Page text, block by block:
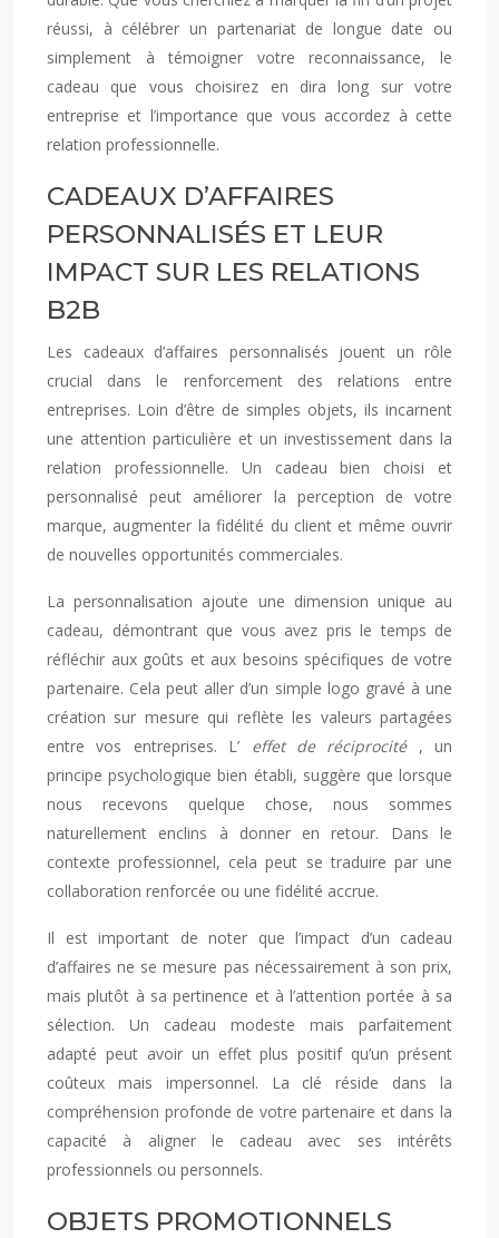
réussi, à célébrer un partenariat de longue date ou
simplement à témoigner votre reconnaissance, le
cadeau que vous choisirez en dira long sur votre
entreprise et l’importance que vous accordez à cette
relation professionnelle.
CADEAUX D’AFFAIRES
PERSONNALISÉS ET LEUR
IMPACT SUR LES RELATIONS
B2B
Les cadeaux d’affaires personnalisés jouent un rôle
crucial dans le renforcement des relations entre
entreprises. Loin d’être de simples objets, ils incarnent
une attention particulière et un investissement dans la
relation professionnelle. Un cadeau bien choisi et
personnalisé peut améliorer la perception de votre
marque, augmenter la fidélité du client et même ouvrir
de nouvelles opportunités commerciales.
La personnalisation ajoute une dimension unique au
cadeau, démontrant que vous avez pris le temps de
réfléchir aux goûts et aux besoins spécifiques de votre
partenaire. Cela peut aller d’un simple logo gravé à une
création sur mesure qui reflète les valeurs partagées
entre vos entreprises. L’ effet de réciprocité , un
principe psychologique bien établi, suggère que lorsque
nous recevons quelque chose, nous sommes
naturellement enclins à donner en retour. Dans le
contexte professionnel, cela peut se traduire par une
collaboration renforcée ou une fidélité accrue.
Il est important de noter que l’impact d’un cadeau
d’affaires ne se mesure pas nécessairement à son prix,
mais plutôt à sa pertinence et à l’attention portée à sa
sélection. Un cadeau modeste mais parfaitement
adapté peut avoir un effet plus positif qu’un présent
coûteux mais impersonnel. La clé réside dans la
compréhension profonde de votre partenaire et dans la
capacité à aligner le cadeau avec ses intérêts
professionnels ou personnels.
OBJETS PROMOTIONNELS